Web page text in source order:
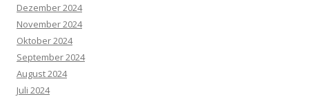
Dezember 2024
November 2024
Oktober 2024
September 2024
August 2024
Juli 2024